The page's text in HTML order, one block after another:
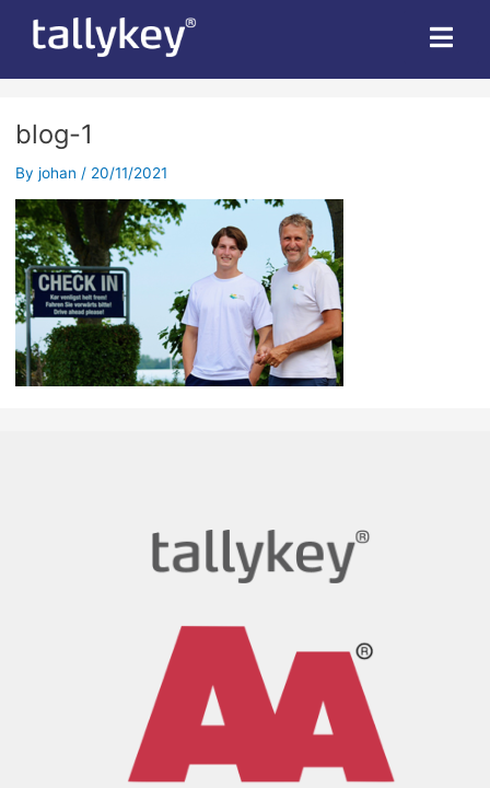
blog-1
By johan / 20/11/2021